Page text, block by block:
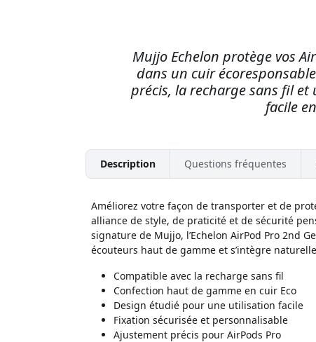
Mujjo Echelon protège vos
dans un cuir
précis, la recharge sans fil
facile
Description Questions fréquentes
Améliorez votre façon de transporter et de
alliance de style, de praticité et de sécurité
signature de Mujjo, l’Echelon AirPod Pro 2nd
écouteurs haut de gamme et s’intègre
Compatible avec la recharge sans fil
Confection haut de gamme en cuir Eco
Design étudié pour une utilisation facile
Fixation sécurisée et personnalisable
Ajustement précis pour AirPods Pro